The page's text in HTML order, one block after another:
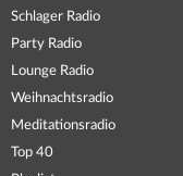
Schlager Radio
Party Radio
Lounge Radio
Weihnachtsradio
Meditationsradio
Top 40